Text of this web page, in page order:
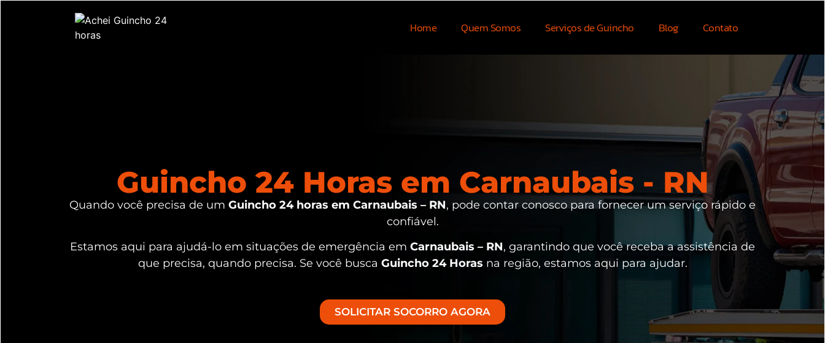
Home Quem Somos Serviços de Guincho Blog Contato
Guincho 24 Horas em Carnaubais - RN
Quando você precisa de um Guincho 24 horas em Carnaubais – RN, pode contar conosco para fornecer um serviço rápido e
confiável.
Estamos aqui para ajudá-lo em situações de emergência em Carnaubais – RN, garantindo que você receba a assistência de
que precisa, quando precisa. Se você busca Guincho 24 Horas na região, estamos aqui para ajudar.
SOLICITAR SOCORRO AGORA